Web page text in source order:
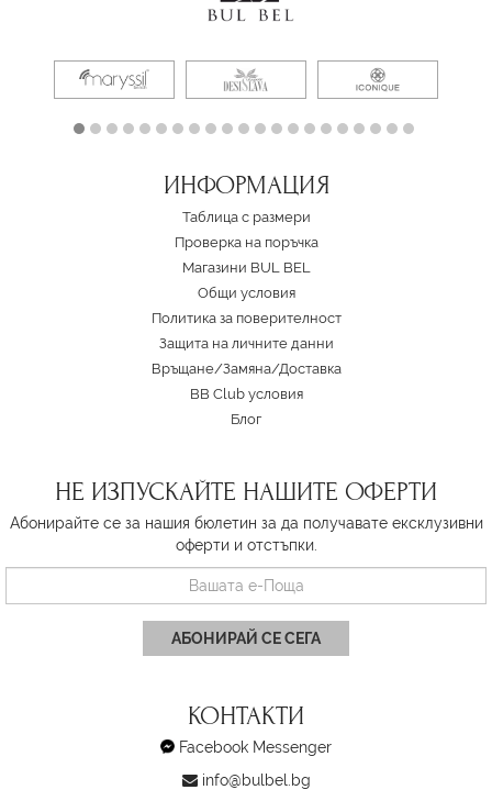
ИНФОРМАЦИЯ
Таблица с размери
Проверка на поръчка
Магазини BUL BEL
Oбщи условия
Политика за поверителност
Защита на личните данни
Връщане/Замяна/Доставка
BB Club условия
Блог
НЕ ИЗПУСКАЙТЕ НАШИТЕ ОФЕРТИ
Абонирайте се за нашия бюлетин за да получавате ексклузивни
оферти и отстъпки.
АБОНИРАЙ СЕ СЕГА
КОНТАКТИ
Facebook Messenger
info@bulbel.bg